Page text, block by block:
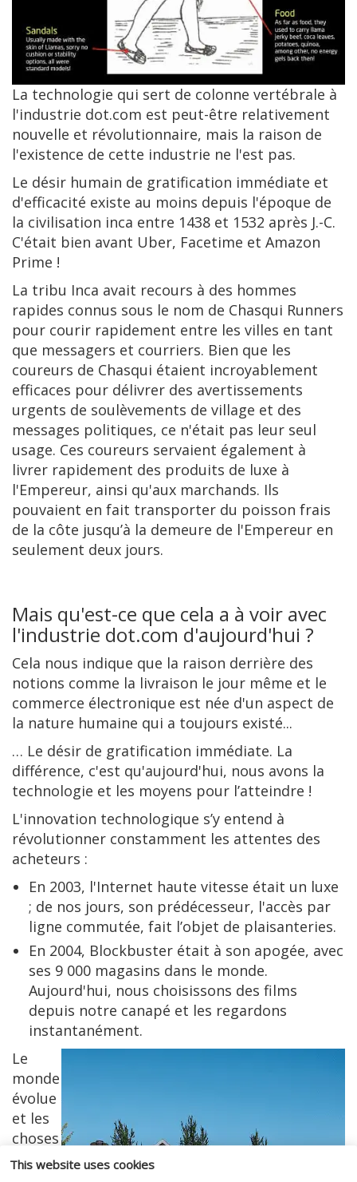
This website uses cookies
La technologie qui sert de colonne vertébrale à
l'industrie dot.com est peut-être relativement
nouvelle et révolutionnaire, mais la raison de
l'existence de cette industrie ne l'est pas.
Le désir humain de gratification immédiate et
d'efficacité existe au moins depuis l'époque de
la civilisation inca entre 1438 et 1532 après J.-C.
C'était bien avant Uber, Facetime et Amazon
Prime !
La tribu Inca avait recours à des hommes
rapides connus sous le nom de Chasqui Runners
pour courir rapidement entre les villes en tant
que messagers et courriers. Bien que les
coureurs de Chasqui étaient incroyablement
efficaces pour délivrer des avertissements
urgents de soulèvements de village et des
messages politiques, ce n'était pas leur seul
usage. Ces coureurs servaient également à
livrer rapidement des produits de luxe à
l'Empereur, ainsi qu'aux marchands. Ils
pouvaient en fait transporter du poisson frais
de la côte jusqu’à la demeure de l'Empereur en
seulement deux jours.
Mais qu'est-ce que cela a à voir avec
l'industrie dot.com d'aujourd'hui ?
Cela nous indique que la raison derrière des
notions comme la livraison le jour même et le
commerce électronique est née d'un aspect de
la nature humaine qui a toujours existé...
… Le désir de gratification immédiate. La
différence, c'est qu'aujourd'hui, nous avons la
technologie et les moyens pour l’atteindre !
L'innovation technologique s’y entend à
révolutionner constamment les attentes des
acheteurs :
En 2003, l'Internet haute vitesse était un luxe
; de nos jours, son prédécesseur, l'accès par
ligne commutée, fait l’objet de plaisanteries.
En 2004, Blockbuster était à son apogée, avec
ses 9 000 magasins dans le monde.
Aujourd'hui, nous choisissons des films
depuis notre canapé et les regardons
instantanément.
Le
monde
évolue
et les
choses
qui